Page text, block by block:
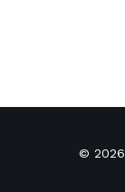
© 2026